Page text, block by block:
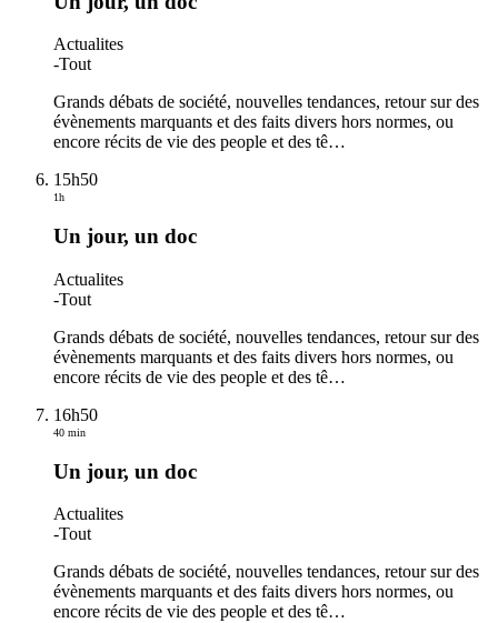
Actualites
-Tout
Grands débats de société, nouvelles tendances, retour sur des
évènements marquants et des faits divers hors normes, ou
encore récits de vie des people et des tê…
15h50
1h
Un jour, un doc
Actualites
-Tout
Grands débats de société, nouvelles tendances, retour sur des
évènements marquants et des faits divers hors normes, ou
encore récits de vie des people et des tê…
16h50
40 min
Un jour, un doc
Actualites
-Tout
Grands débats de société, nouvelles tendances, retour sur des
évènements marquants et des faits divers hors normes, ou
encore récits de vie des people et des tê…